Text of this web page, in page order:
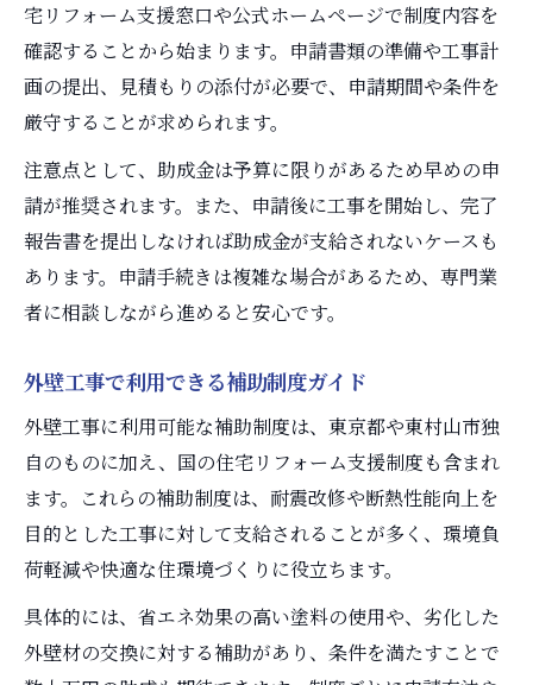
宅リフォーム支援窓口や公式ホームページで制度内容を
確認することから始まります。申請書類の準備や工事計
画の提出、見積もりの添付が必要で、申請期間や条件を
厳守することが求められます。
注意点として、助成金は予算に限りがあるため早めの申
請が推奨されます。また、申請後に工事を開始し、完了
報告書を提出しなければ助成金が支給されないケースも
あります。申請手続きは複雑な場合があるため、専門業
者に相談しながら進めると安心です。
外壁工事で利用できる補助制度ガイド
外壁工事に利用可能な補助制度は、東京都や東村山市独
自のものに加え、国の住宅リフォーム支援制度も含まれ
ます。これらの補助制度は、耐震改修や断熱性能向上を
目的とした工事に対して支給されることが多く、環境負
荷軽減や快適な住環境づくりに役立ちます。
具体的には、省エネ効果の高い塗料の使用や、劣化した
外壁材の交換に対する補助があり、条件を満たすことで